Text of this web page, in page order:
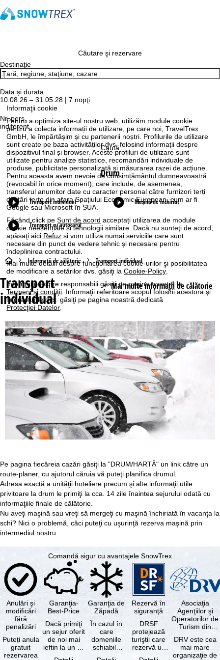
Informaţii cookie
Pentru a optimiza site-ul nostru web, utilizăm module cookie
pentru a colecta informații de utilizare, pe care noi, TravelTrex
GmbH, le împărtășim și cu partenerii noștri. Profilurile de utilizare
sunt create pe baza activităților dvs. folosind informații despre
dispozitivul final și browser. Aceste profiluri de utilizare sunt
utilizate pentru analize statistice, recomandări individuale de
produse, publicitate personalizată și măsurarea razei de acțiune.
Pentru aceasta avem nevoie de consimțământul dumneavoastră
(revocabil în orice moment), care include, de asemenea,
transferul anumitor date cu caracter personal către furnizori terți
din țări terțe din afara Spațiului Economic European, cum ar fi
Google sau Microsoft în SUA.
Făcând click peSunt de acord acceptați utilizarea de module
cookie neesențiale și tehnologii similare. Dacă nu sunteţi de acord,
apăsaţi aici Refuz și vom utiliza numai serviciile care sunt
necesare din punct de vedere tehnic și necesare pentru
îndeplinirea contractului.
Mai multe detalii despre funcţionarea cookie-urilor şi posibilitatea
de modificare a setărilor dvs. găsiţi laCookie-Policy
Informaţii despre responsabili găsiţi pe pagina noastră la
Termeni şi condiţii . Informaţii referitoare scopul folosirii acestora şi
la drepturile dvs. găsiţi pe pagina noastră dedicată
Protecţiei Datelor
Sunt de acord
Căutare şi rezervare
Destinaţie
Data și durata
10.08.26 – 31.05.28 | 7 nopţi
Nr. pers.
indiferent
Caută
Drum
Transport individual Mașină de închiriat
Transport cu autocarul
A
c
a
s
Informaţii de călătorie Transport individual
Mai multe informaţii de călătorie
Transport
individual
Pe pagina fiecăreia cazări găsiţi la "DRUM/HARTĂ" un link către un
route-planer, cu ajutorul căruia vă puteţi planifica drumul.
Adresa exactă a unităţii hoteliere precum şi alte informaţii utile
privitoare la drum le primiţi la cca. 14 zile înaintea sejurului odată cu
informaţiile finale de călătorie.
Nu aveţi maşină sau vreţi să mergeţi cu maşină închiriată în vacanţa la
schi? Nici o problemă, căci puteţi cu uşurinţă rezerva maşină prin
intermediul nostru.
Comandă sigur cu avantajele SnowTrex
Anulări şi
modificări
fără
penalizări
Puteți anula
gratuit
rezervarea
Garanţia-
Best-Price
Dacă primiţi
un sejur oferit
de noi mai
ieftin la un alt
Garanţia de
Zăpadă
În cazul în
care
domeniile
schiabile
Rezervă în
siguranţă
DRSF
protejează
turiştii care
rezervă un
Asociaţia
Agenţiilor şi
Operatorilor de
Turism din
DRV este cea
mai mare
organizaţie de